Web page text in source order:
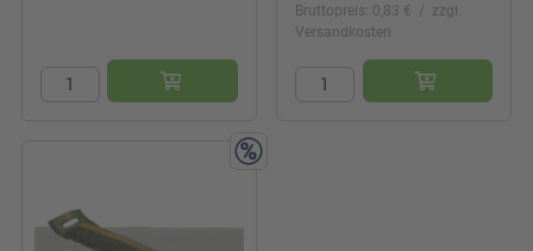
Bruttopreis: 0,83 €
zzgl.
Versandkosten